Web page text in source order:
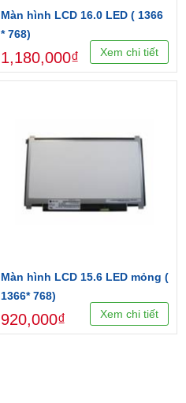
Màn hình LCD 16.0 LED ( 1366
* 768)
1,180,000₫ Xem chi tiết
Màn hình LCD 15.6 LED mỏng (
1366* 768)
920,000₫ Xem chi tiết